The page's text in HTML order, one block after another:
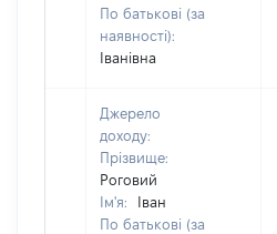
По батькові (за
наявності):
Іванівна
Джерело
доходу:
Прізвище:
Роговий
Ім'я:
Іван
По батькові (за